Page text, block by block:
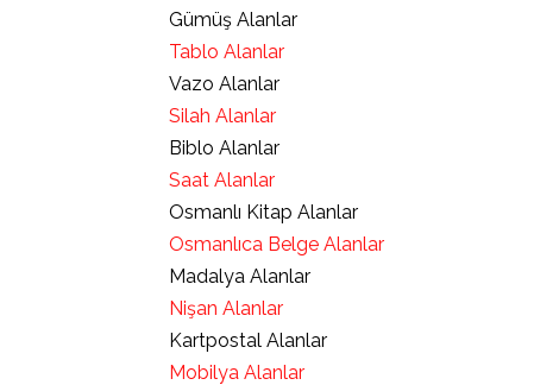
Gümüş Alanlar
Tablo Alanlar
Vazo Alanlar
Silah Alanlar
Biblo Alanlar
Saat Alanlar
Osmanlı Kitap Alanlar
Osmanlıca Belge Alanlar
Madalya Alanlar
Nişan Alanlar
Kartpostal Alanlar
Mobilya Alanlar